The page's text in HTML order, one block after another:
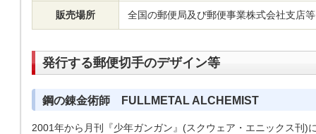
販売場所 全国の郵便局及び郵便事業株式会社支店
発行する郵便切手のデザイン等
鋼の錬金術師 FULLMETAL ALCHEMIST
2001年から月刊『少年ガンガン』(スクウェア・エニックス刊)